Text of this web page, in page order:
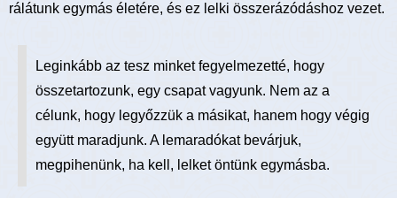
rálátunk egymás életére, és ez lelki összerázódáshoz vezet.
Leginkább az tesz minket fegyelmezetté, hogy
összetartozunk, egy csapat vagyunk. Nem az a
célunk, hogy legyőzzük a másikat, hanem hogy végig
együtt maradjunk. A lemaradókat bevárjuk,
megpihenünk, ha kell, lelket öntünk egymásba.